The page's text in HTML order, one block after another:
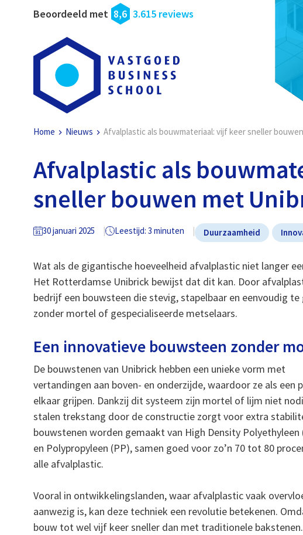
Beoordeeld met 8,6 3.615 reviews
Home Nieuws Afvalplastic als bouwmateriaal: vijf keer sneller
Afvalplastic als
sneller bouwen met
30 januari 2025 Leestijd: 3 minuten Duurzaamheid
Wat als de gigantische hoeveelheid afvalplastic niet langer
Het Rotterdamse Unibrick bewijst dat dit kan. Door
bedrijf een bouwsteen die stevig, stapelbaar en eenvoudig
zonder mortel of gespecialiseerde metselaars.
Een innovatieve bouwsteen zonder
De bouwstenen van Unibrick hebben een unieke vorm met
vertandingen aan boven- en onderzijde, waardoor ze als een
elkaar grijpen. Dankzij dit systeem zijn mortel of lijm niet
stalen trekstang door de constructie zorgt voor extra
bouwstenen worden gemaakt van High Density Polyethyleen
en Polypropyleen (PP), samen goed voor zo’n 70 tot 80
alle afvalplastic.
Vooral in ontwikkelingslanden, waar afvalplastic vaak
aanwezig is, kan deze techniek een revolutie betekenen.
bouw tot wel vijf keer sneller dan met traditionele